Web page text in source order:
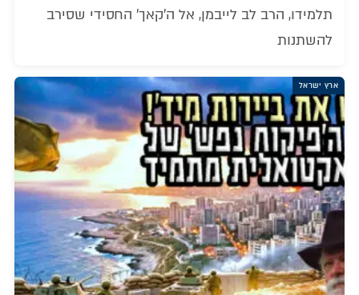
תלמידו, הרב לב לייבמן, אל ה'קאך' החסידי שסירב
להשתנות
ארץ ישראל